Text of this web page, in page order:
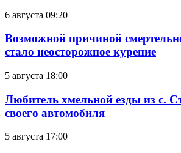
6 августа 09:20
Возможной причиной
стало неосторожное курение
5 августа 18:00
Любитель хмельной езды из с.
своего автомобиля
5 августа 17:00